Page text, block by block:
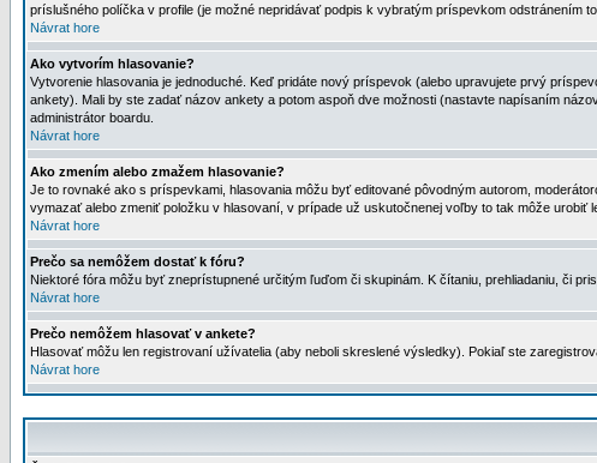
príslušného políčka v profile (je možné nepridávať podpis k vybratým príspevkom odstránením
Návrat hore
Ako vytvorím hlasovanie?
Vytvorenie hlasovania je jednoduché. Keď pridáte nový príspevok (alebo upravujete prvý
ankety). Mali by ste zadať názov ankety a potom aspoň dve možnosti (nastavte napísaním
administrátor boardu.
Návrat hore
Ako zmením alebo zmažem hlasovanie?
Je to rovnaké ako s príspevkami, hlasovania môžu byť editované pôvodným autorom,
vymazať alebo zmeniť položku v hlasovaní, v prípade už uskutočnenej voľby to tak môže
Návrat hore
Prečo sa nemôžem dostať k fóru?
Niektoré fóra môžu byť zneprístupnené určitým ľuďom či skupinám. K čítaniu, prehliadaniu, či
Návrat hore
Prečo nemôžem hlasovať v ankete?
Hlasovať môžu len registrovaní užívatelia (aby neboli skreslené výsledky). Pokiaľ ste
Návrat hore